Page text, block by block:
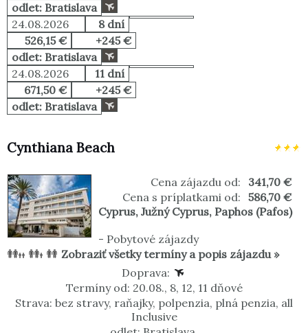
odlet: Bratislava
24.08.2026
8 dní
526,15 €
+245 €
odlet: Bratislava
24.08.2026
11 dní
671,50 €
+245 €
odlet: Bratislava
Cynthiana Beach
Cena zájazdu od:
341,70 €
Cena s príplatkami od: 586,70 €
Cyprus, Južný Cyprus, Paphos (Pafos)
- Pobytové zájazdy
Zobraziť všetky termíny a popis zájazdu »
Doprava:
Termíny od: 20.08., 8, 12, 11 dňové
Strava: bez stravy, raňajky, polpenzia, plná penzia, all
Inclusive